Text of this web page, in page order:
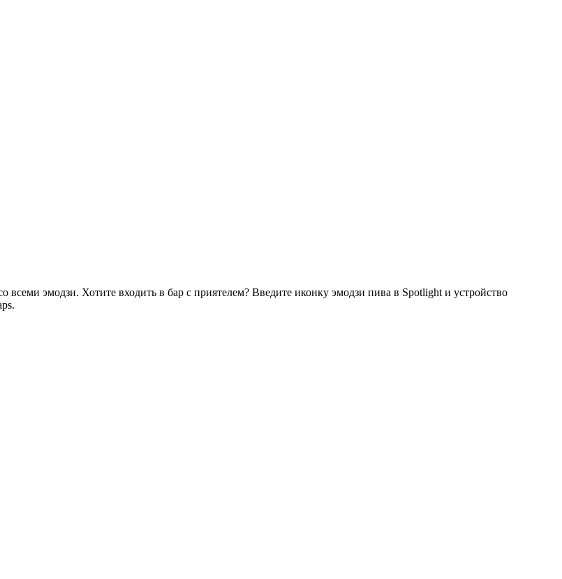
всеми эмодзи. Хотите входить в бар с приятелем? Введите иконку эмодзи пива в Spotlight и устройство